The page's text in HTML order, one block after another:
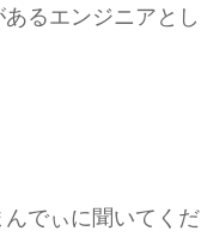
るエンジニアとし
でぃに聞いてくだ